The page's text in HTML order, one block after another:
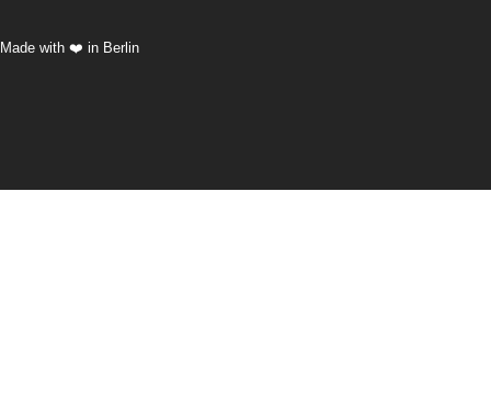
Made with ❤️ in Berlin